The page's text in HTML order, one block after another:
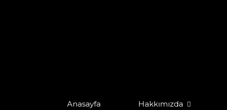
Anasayfa Hakkımızda